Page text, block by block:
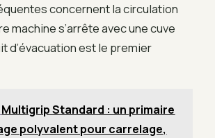
concernent la circulation
machine s’arrête avec une cuve
d’évacuation est le premier
Multigrip Standard : un primaire
polyvalent pour carrelage,